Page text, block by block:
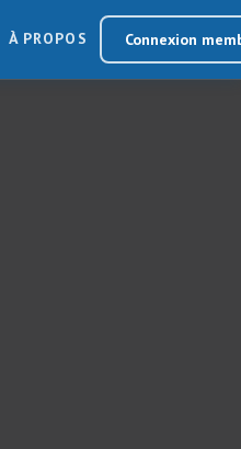
À PROPOS Connexion